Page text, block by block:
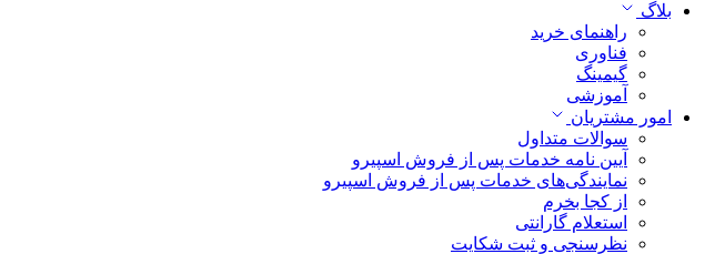
بلاگ
راهنمای خرید
فناوری
گیمینگ
آموزشی
امور مشتریان
سوالات متداول
آیین نامه خدمات پس از فروش اسپیرو
نمایندگی‌های خدمات پس از فروش اسپیرو
از کجا بخرم
استعلام گارانتی
نظرسنجی و ثبت شکایت